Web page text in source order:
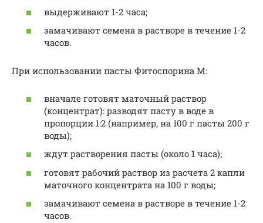
выдерживают 1-2 часа;
замачивают семена в растворе в течение 1-2
часов.
При использовании пасты Фитоспорина М:
вначале готовят маточный раствор
(концентрат): разводят пасту в воде в
пропорции 1:2 (например, на 100 г пасты 200 г
воды);
ждут растворения пасты (около 1 часа);
готовят рабочий раствор из расчета 2 капли
маточного концентрата на 100 г воды;
замачивают семена в растворе в течение 1-2
часов.